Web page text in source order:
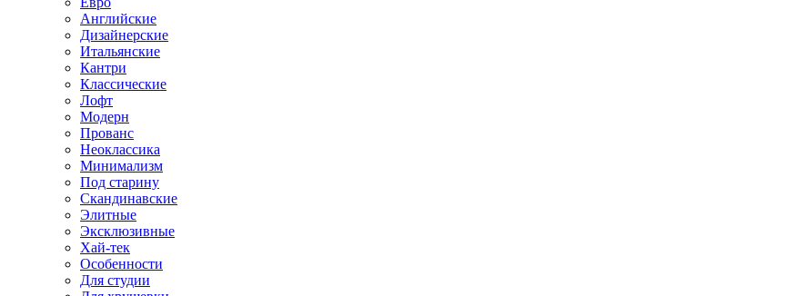
Английские
Дизайнерские
Итальянские
Кантри
Классические
Лофт
Модерн
Прованс
Неоклассика
Минимализм
Под старину
Скандинавские
Элитные
Эксклюзивные
Хай-тек
Особенности
Для студии